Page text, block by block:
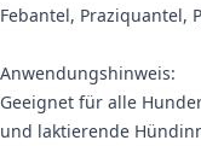
Febantel, Praziquantel,
Anwendungshinweis:
Geeignet für alle
und laktierende